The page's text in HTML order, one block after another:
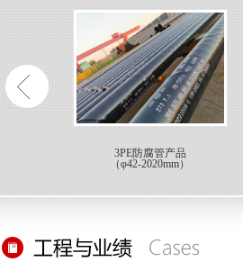
3PE防腐管产品
（φ42-2020mm）